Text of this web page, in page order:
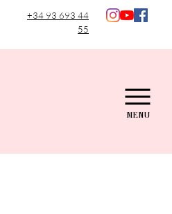
MENU
+34 93 693 44
55